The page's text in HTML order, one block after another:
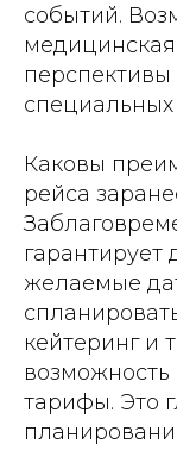
событий.
специальных
Каковы
рейса
гарантирует
желаемые
кейтеринг и
тарифы. Это